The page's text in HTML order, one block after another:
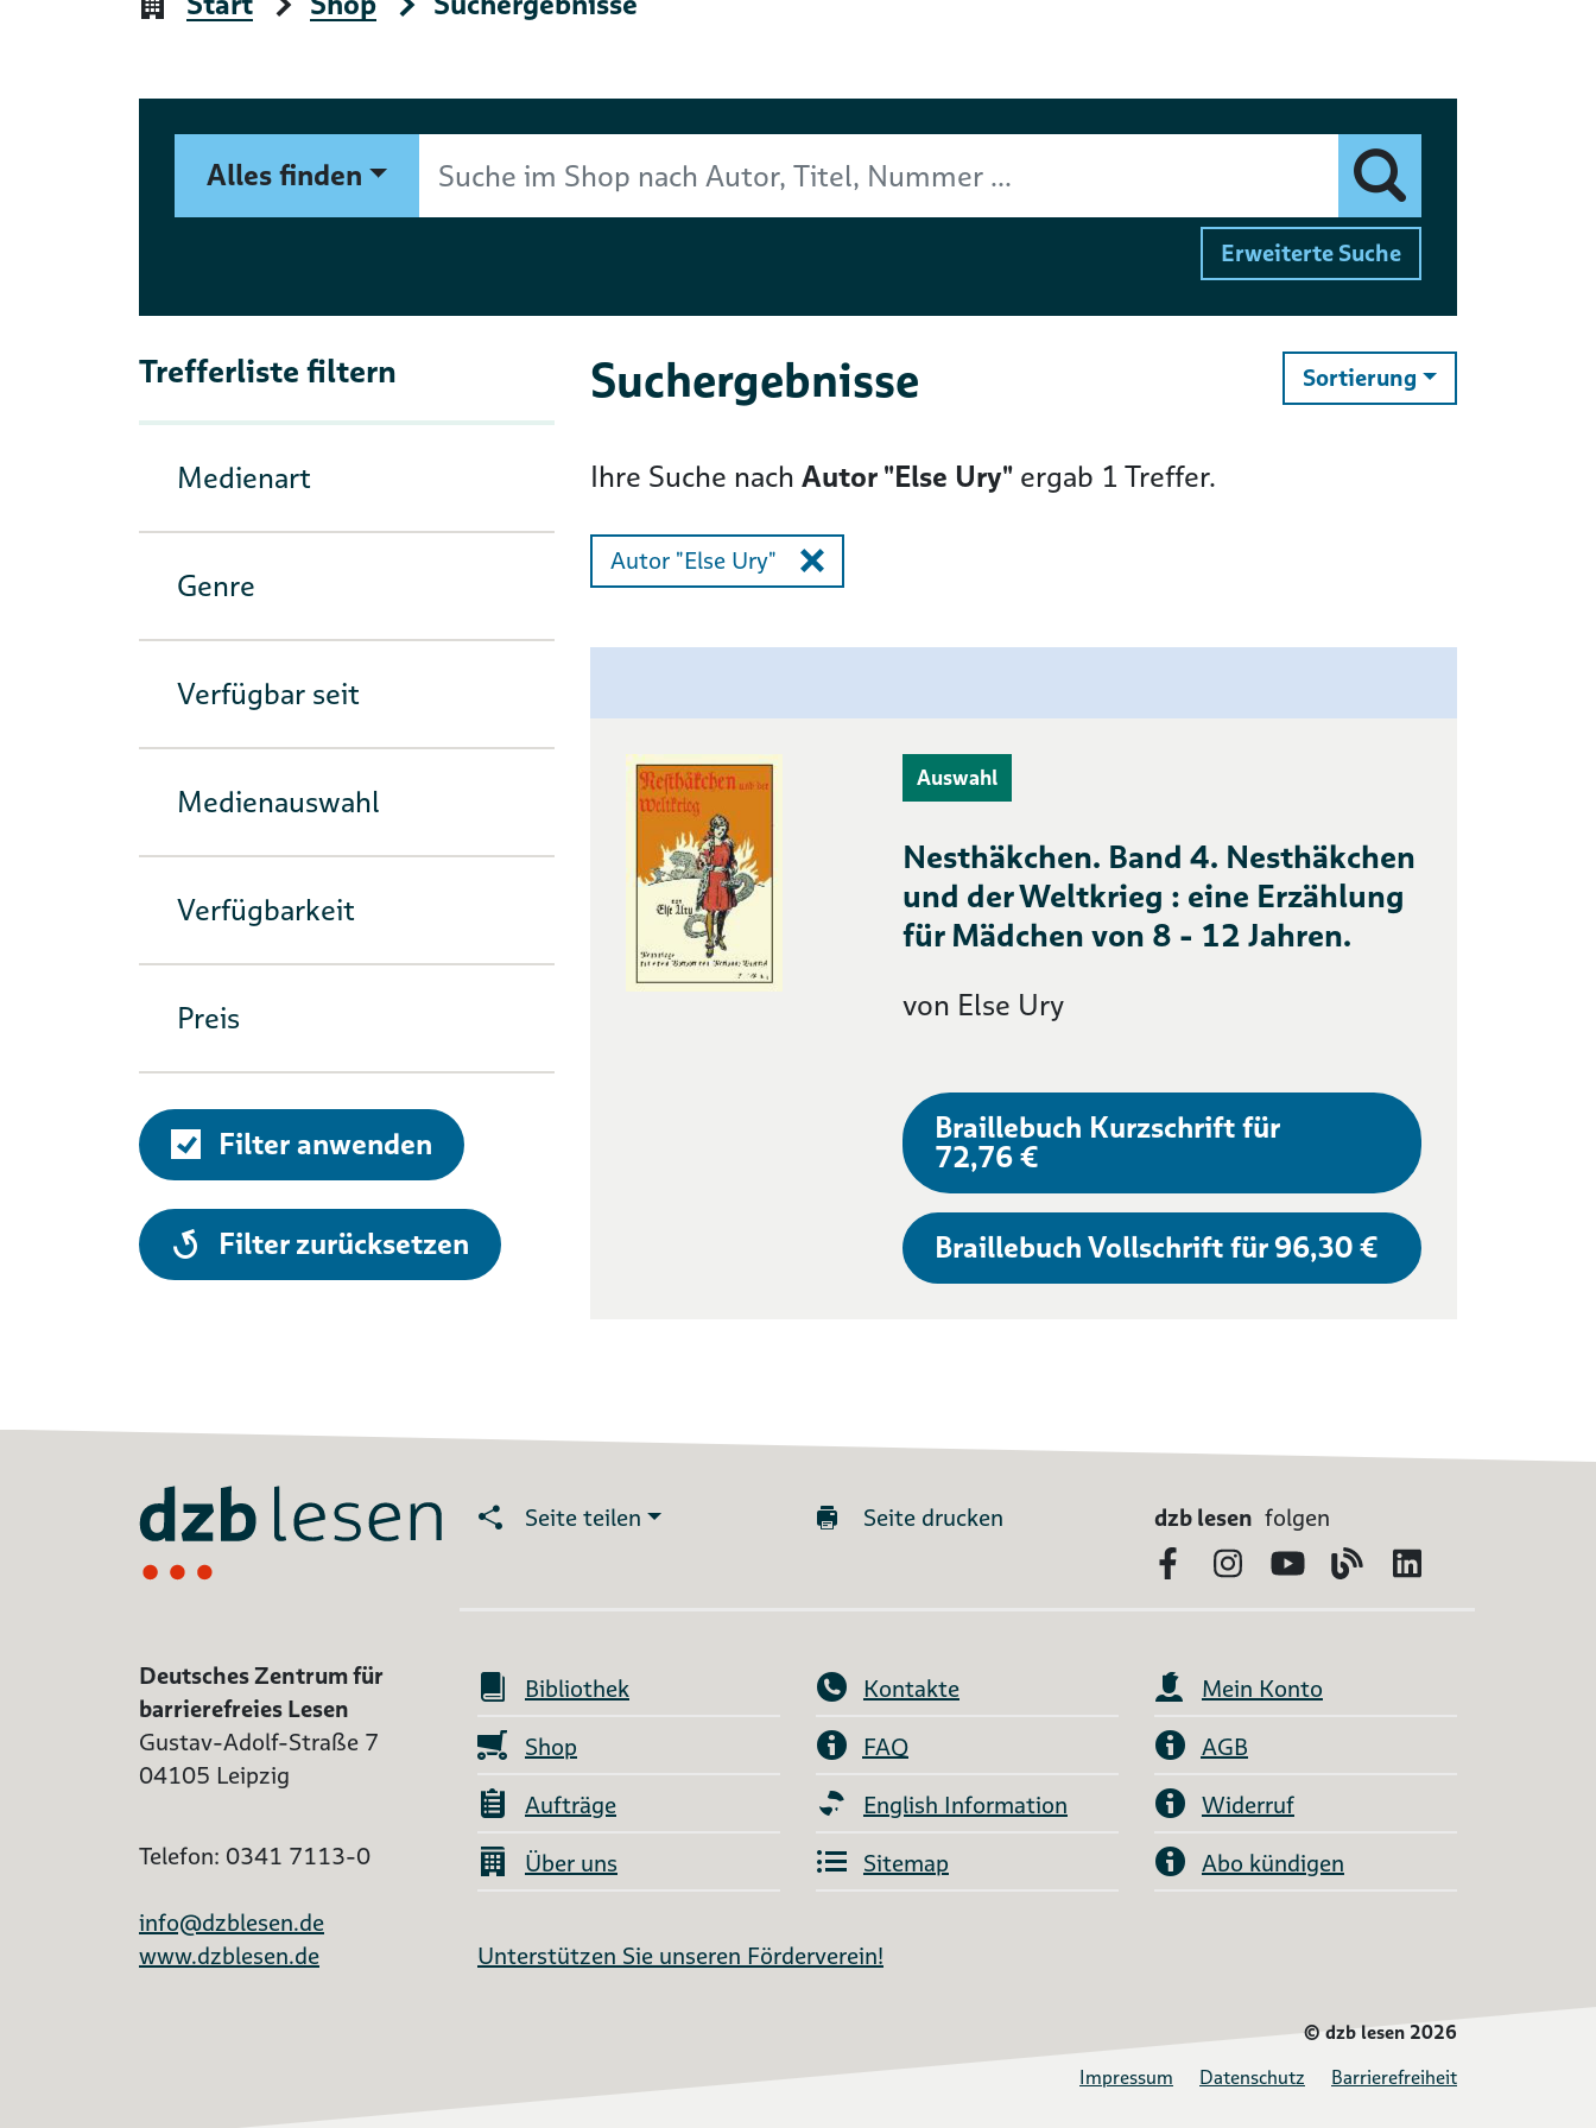
Suchformular
Alles finden
Suche im Shop nach Autor, Titel, Nummer ...
Erweiterte Suche
Trefferliste filtern
Medienart
Genre
Verfügbar seit
Medienauswahl
Verfügbarkeit
Preis
Filter anwenden
alle
Filter zurücksetzen
Suchergebnisse Sortierungändern
Ihre Suche nach Autor "Else Ury" ergab 1 Treffer.
Autor "Else Ury"
Auswahl
Nesthäkchen. Band 4. Nesthäkchen
und der Weltkrieg : eine Erzählung
für Mädchen von 8 - 12 Jahren.
von Else Ury
Braillebuch Kurzschrift für
72,76 €
Braillebuch Vollschrift für 96,30 €
Seite teilen Seite drucken dzb lesen folgen
FacebookInstagram
YouTubeBlog
Deutsches Zentrum für
barrierefreies Lesen
Gustav-Adolf-Straße 7
04105 Leipzig
Telefon: 0341 7113-0
info@dzblesen.de
www.dzblesen.de
Bibliothek Kontakte
Mein Konto
Shop
FAQ
AGB
Aufträge
English Information
Widerruf
Über uns
Sitemap Abo kündigen
Unterstützen Sie unseren Förderverein!
©dzb lesen 2026
Impressum
Datenschutz Barrierefreiheit